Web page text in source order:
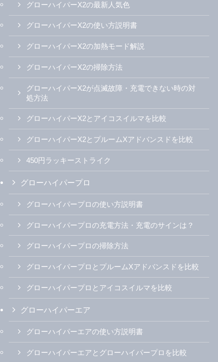
グローハイパーX2の最新人気色
グローハイパーX2の使い方説明書
グローハイパーX2の加熱モード解説
グローハイパーX2の掃除方法
グローハイパーX2が点滅故障・充電できない時の対
処方法
グローハイパーX2とアイコスイルマを比較
グローハイパーX2とプルームXアドバンスドを比較
450円ラッキーストライク
グローハイパープロ
グローハイパープロの使い方説明書
グローハイパープロの充電方法・充電のサインは？
グローハイパープロの掃除方法
グローハイパープロとプルームXアドバンスドを比較
グローハイパープロとアイコスイルマを比較
グローハイパーエア
グローハイパーエアの使い方説明書
グローハイパーエアとグローハイパープロを比較